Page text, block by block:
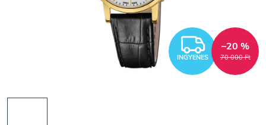
INGYENES 70 000 Ft
–20 %